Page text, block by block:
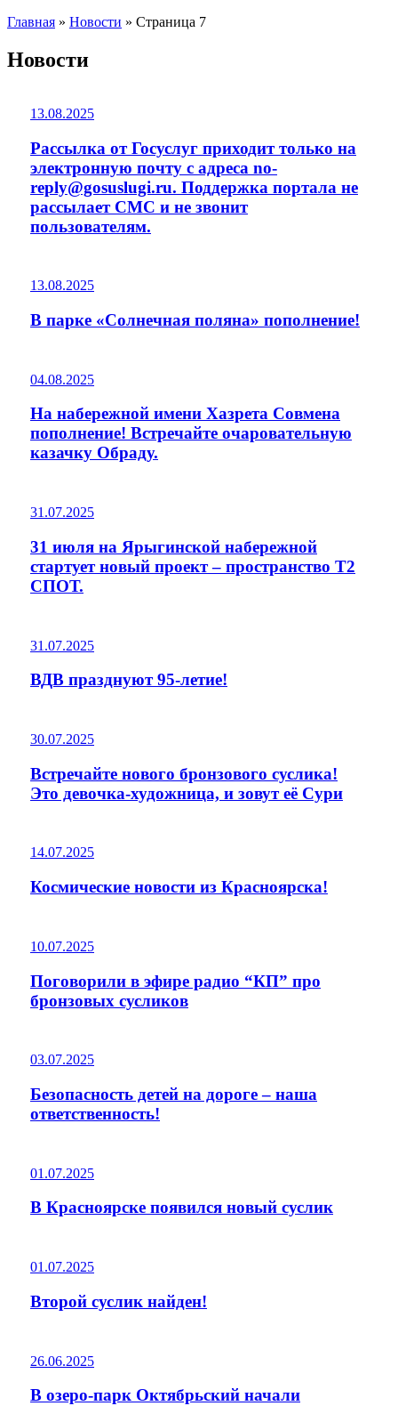
Главная » Новости » Страница 7
Новости
13.08.2025
Рассылка от Госуслуг приходит только на
электронную почту с адреса no-
reply@gosuslugi.ru. Поддержка портала не
рассылает СМС и не звонит
пользователям.
13.08.2025
В парке «Солнечная поляна» пополнение!
04.08.2025
На набережной имени Хазрета Совмена
пополнение! Встречайте очаровательную
казачку Обраду.
31.07.2025
31 июля на Ярыгинской набережной
стартует новый проект – пространство Т2
СПОТ.
31.07.2025
ВДВ празднуют 95-летие!
30.07.2025
Встречайте нового бронзового суслика!
Это девочка-художница, и зовут её Сури
14.07.2025
Космические новости из Красноярска!
10.07.2025
Поговорили в эфире радио “КП” про
бронзовых сусликов
03.07.2025
Безопасность детей на дороге – наша
ответственность!
01.07.2025
В Красноярске появился новый суслик
01.07.2025
Второй суслик найден!
26.06.2025
В озеро-парк Октябрьский начали